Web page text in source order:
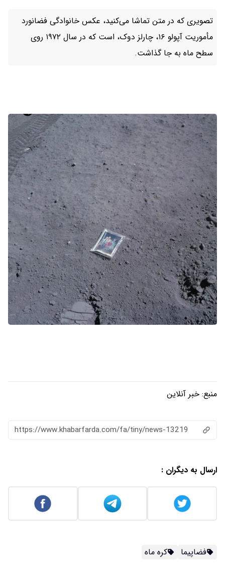
تصویری که در متن تماشا می‌کنید، عکس خانوادگی فضانورد
مأموریت آپولو ۱۶، چارلز دوک، است که در سال ۱۹۷۲ روی
سطح ماه به جا گذاشت.
منبع: خبر آنلاین
https://www.khabarfarda.com/fa/tiny/news-13219
ارسال به دیگران :
فضاپیما کره ماه